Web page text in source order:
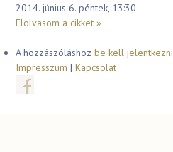
2014. június 6. péntek, 13:30
Elolvasom a cikket »
A hozzászóláshozbe kell jelentkezni
Impresszum |Kapcsolat